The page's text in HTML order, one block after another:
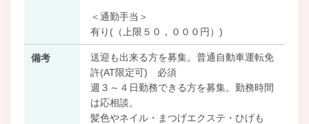
＜通勤手当＞
有り(（上限５０，０００円）)
備考
送迎も出来る方を募集。普通自動車運転免
許(AT限定可) 必須
週３～４日勤務できる方を募集。勤務時間
は応相談。
髪色やネイル・まつげエクステ・ひげも